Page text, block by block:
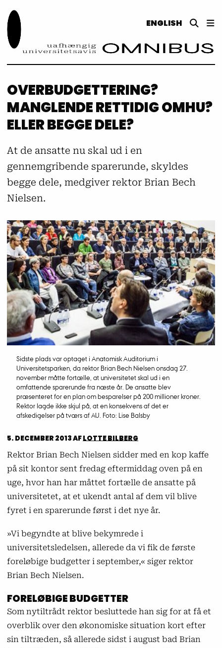
ENGLISH
OVERBUDGETTERING?
MANGLENDE RETTIDIG OMHU?
ELLER BEGGE DELE?
At de ansatte nu skal ud i en
gennemgribende sparerunde, skyldes
begge dele, medgiver rektor Brian Bech
Nielsen.
Sidste plads var optaget i Anatomisk Auditorium i
Universitetsparken, da rektor Brian Bech Nielsen onsdag 27.
november måtte fortælle, at universitetet skal ud i en
omfattende sparerunde fra næste år. De ansatte blev
præsenteret for en plan om besparelser på 200 millioner kroner.
Rektor lagde ikke skjul på, at en konsekvens af det er
afskedigelser på tværs af AU. Foto: Lise Balsby
5. DECEMBER 2013AFLOTTE BILBERG
Rektor Brian Bech Nielsen sidder med en kop kaffe
på sit kontor sent fredag eftermiddag oven på en
uge, hvor han har måttet fortælle de ansatte på
universitetet, at et ukendt antal af dem vil blive
fyret i en sparerunde først i det nye år.
»Vi begyndte at blive bekymrede i
universitetsledelsen, allerede da vi fik de første
foreløbige budgetter i september,« siger rektor
Brian Bech Nielsen.
FORELØBIGE BUDGETTER
Som nytiltrådt rektor besluttede han sig for at få et
overblik over den økonomiske situation kort efter
sin tiltræden, så allerede sidst i august bad Brian